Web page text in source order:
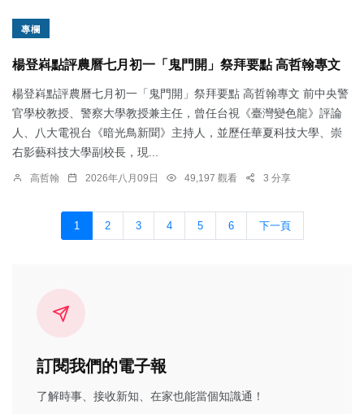
專欄
楊登嵙點評農曆七月初一「鬼門開」祭拜要點 高哲翰專文
楊登嵙點評農曆七月初一「鬼門開」祭拜要點 高哲翰專文 前中央警
官學校教授、警察大學教授兼主任，曾任台視《臺灣變色龍》評論
人、八大電視台《暗光鳥新聞》主持人，並歷任華夏科技大學、崇
右影藝科技大學副校長，現...
高哲翰 2026年八月09日 49,197 觀看 3 分享
1 2 3 4 5 6 下一頁
訂閱我們的電子報
了解時事、接收新知、在家也能當個知識通！